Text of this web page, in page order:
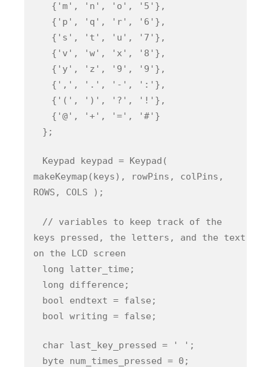
{'m', 'n', 'o', '5'},
{'p', 'q', 'r', '6'},
{'s', 't', 'u', '7'},
{'v', 'w', 'x', '8'},
{'y', 'z', '9', '9'},
{',', '.', '-', ':'},
{'(', ')', '?', '!'},
{'@', '+', '=', '#'}
};
Keypad keypad = Keypad(
makeKeymap(keys), rowPins, colPins,
ROWS, COLS );
// variables to keep track of the
keys pressed, the letters, and the text
on the LCD screen
long latter_time;
long difference;
bool endtext = false;
bool writing = false;
char last_key_pressed = ' ';
byte num_times_pressed = 0;